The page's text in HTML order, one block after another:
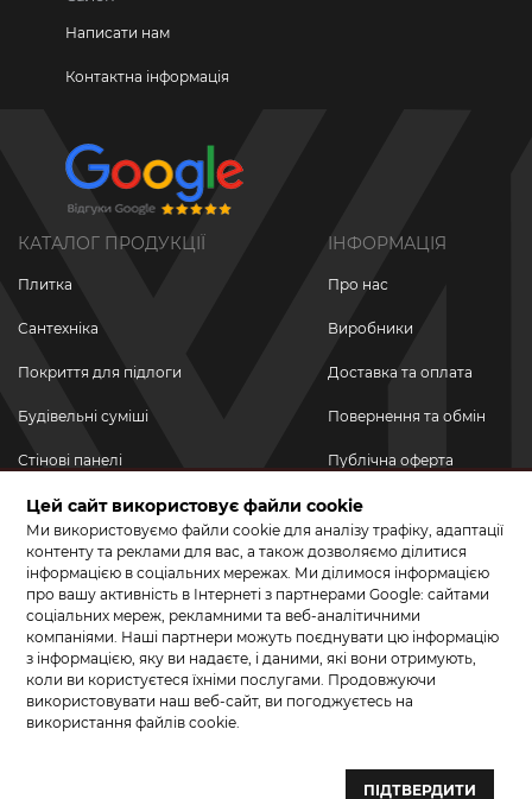
Написати нам
Контактна інформація
КАТАЛОГ ПРОДУКЦІЇ
Плитка
Сантехніка
Покриття для підлоги
Будівельні суміші
Стінові панелі
Новинки
Акційні товари
Акції/Знижки
ІНФОРМАЦІЯ
Про нас
Виробники
Доставка та оплата
Повернення та обмін
Публічна оферта
Політика
конфіденційності
ПРИЄДНУЙТЕСЬ ДО НАС У СОЦМЕРЕЖАХ
Цей сайт використовує файли cookie
Ми використовуємо файли cookie для аналізу трафіку, адаптації
контенту та реклами для вас, а також дозволяємо ділитися
інформацією в соціальних мережах. Ми ділимося інформацією
про вашу активність в Інтернеті з партнерами Google: сайтами
соціальних мереж, рекламними та веб-аналітичними
компаніями. Наші партнери можуть поєднувати цю інформацію
з інформацією, яку ви надаєте, і даними, які вони отримують,
коли ви користуєтеся їхніми послугами. Продовжуючи
використовувати наш веб-сайт, ви погоджуєтесь на
використання файлів cookie.
ПІДТВЕРДИТИ